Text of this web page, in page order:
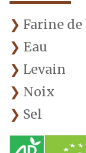
Eau
Levain
Noix
Sel